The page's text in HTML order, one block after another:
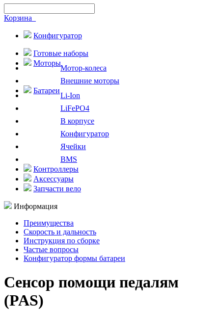
Корзина
Конфигуратор
Готовые наборы
Моторы
Мотор-колеса
Внешние моторы
Батареи
Li-Ion
LiFePO4
В корпусе
Конфигуратор
Ячейки
BMS
Контроллеры
Аксессуары
Запчасти вело
Информация
Преимущества
Скорость и дальность
Инструкция по сборке
Частые вопросы
Конфигуратор формы батареи
Сенсор помощи педалям
(PAS)